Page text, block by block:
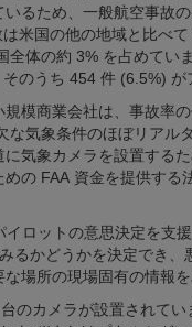
るため、一般航空事故
米国の他の地域と比べ
全体の約 3% を占めて
のうち 454 件 (6.5%) が
模商業会社は、事故率
な気象条件のほぼリア
気象カメラを設置する
の FAA 資金を提供す
ロットの意思決定を支
るかどうかを決定でき
場所の現場固有の情報
のカメラが設置されて